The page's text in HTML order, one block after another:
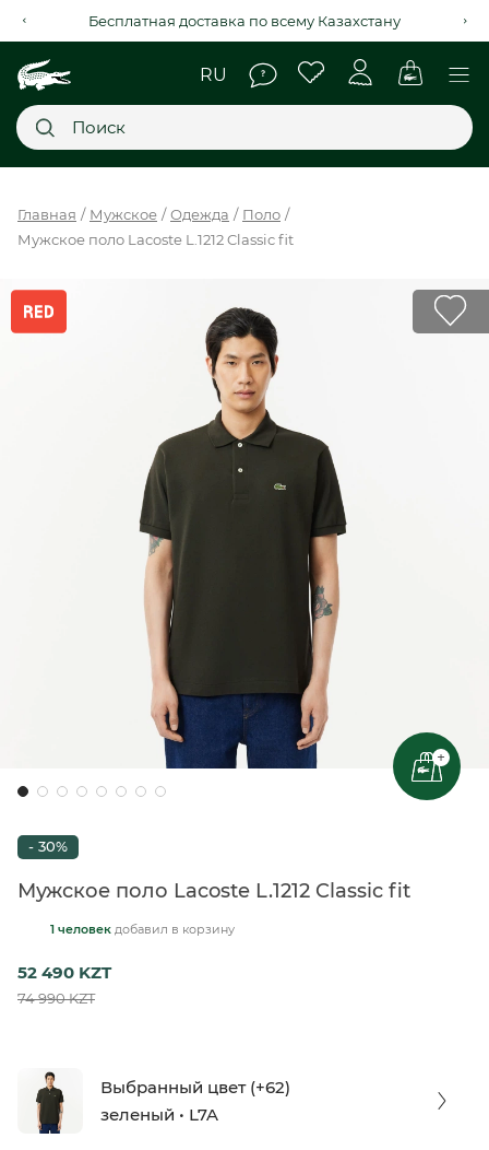
Бесплатная доставка по всему Казахстану
НОВИНКИ
SALE
МЫ LACOSTE
Главная Мужское Одежда
Поло
Мужское поло Lacoste L.1212 Classic fit
+
- 30%
Мужское поло Lacoste L.1212 Classic fit
1 человек добавил в корзину
52 490 KZT
74 990 KZT
Выбранный цвет (+62)
зеленый • L7A